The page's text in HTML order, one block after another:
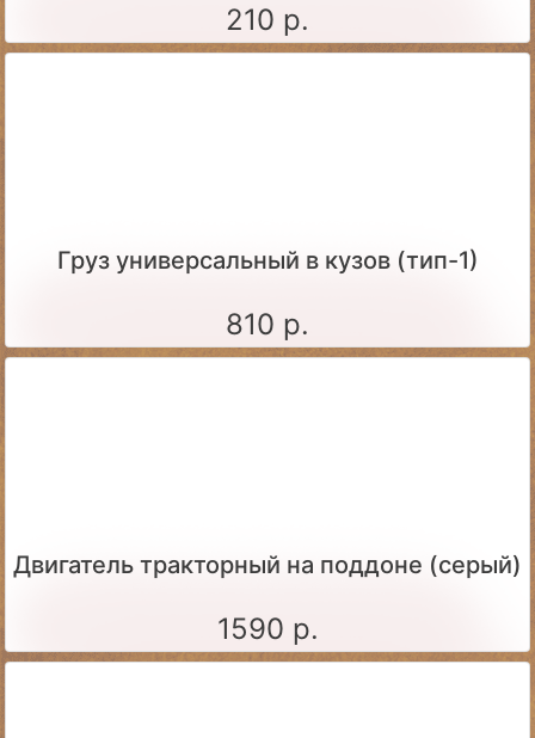
210 р.
Груз универсальный в кузов (тип-1)
810 р.
Двигатель тракторный на поддоне (серый)
1590 р.